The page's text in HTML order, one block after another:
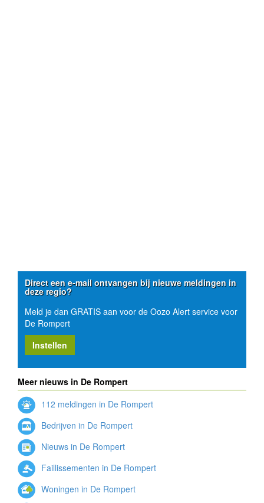
Direct een e-mail ontvangen bij nieuwe meldingen in
deze regio?
Meld je dan GRATIS aan voor de Oozo Alert service voor
De Rompert
Instellen
Meer nieuws in De Rompert
112 meldingen in De Rompert
Bedrijven in De Rompert
Nieuws in De Rompert
Faillissementen in De Rompert
Woningen in De Rompert